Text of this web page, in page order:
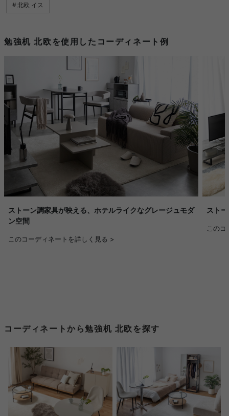
北欧 イス
勉強机 北欧を使用したコーディネート例
ストーン調家具が映える、ホテルライクなグレージュモダ
ン空間
このコーディネートを詳しく見る >
スト
この
コーディネートから勉強机 北欧を探す